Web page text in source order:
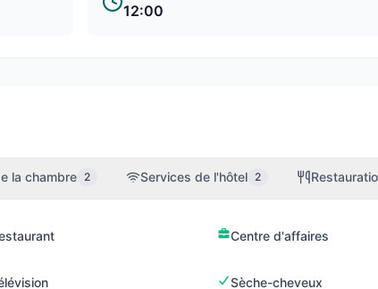
12:00
la chambre 2 Services de l'hôtel 2
Centre d'affaires
Sèche-cheveux